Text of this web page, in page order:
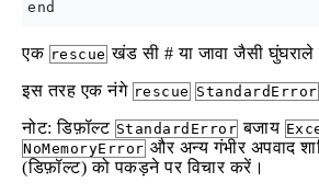
एक rescue खंड सी # या जावा जैसी घुंघराले
इस तरह एक नंगे rescue StandardError
नोट: डिफ़ॉल्ट StandardError बजाय
NoMemoryError और अन्य गंभीर अपवाद
(डिफ़ॉल्ट) को पकड़ने पर विचार करें।